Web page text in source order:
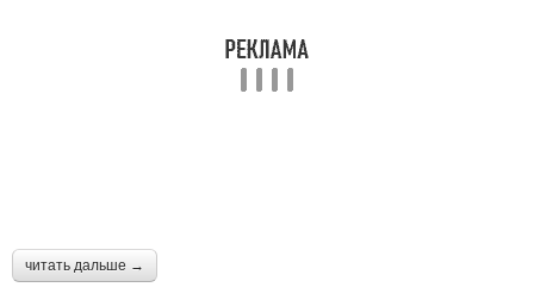
читать дальше →